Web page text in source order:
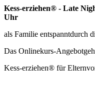
Kess-erziehen® - Late
Uhr
als Familie entspanntdurch
Das Onlinekurs-
Kess-erziehen® für